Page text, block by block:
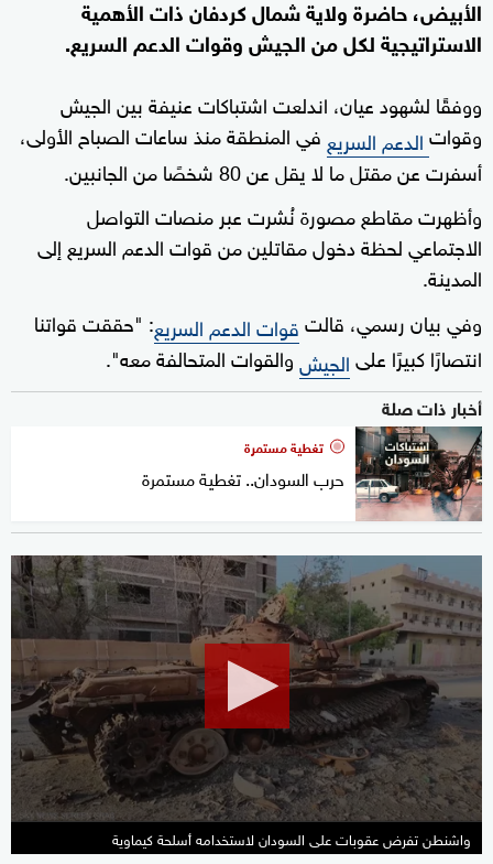
الأبيض، حاضرة ولاية شمال كردفان ذات الأهمية
الاستراتيجية لكل من الجيش وقوات الدعم السريع.
ووفقًا لشهود عيان، اندلعت اشتباكات عنيفة بين الجيش
وقواتالدعم السريع في المنطقة منذ ساعات الصباح الأولى،
أسفرت عن مقتل ما لا يقل عن 80 شخصًا من الجانبين.
وأظهرت مقاطع مصورة نُشرت عبر منصات التواصل
الاجتماعي لحظة دخول مقاتلين من قوات الدعم السريع إلى
المدينة.
وفي بيان رسمي، قالتقوات الدعم السريع: "حققت قواتنا
انتصارًا كبيرًا علىالجيشوالقوات المتحالفة معه".
أخبار ذات صلة
تغطية مستمرة
حرب السودان.. تغطية مستمرة
0
seconds
minute,
52
seconds
واشنطن تفرض عقوبات على السودان لاستخدامه أسلحة كيماوية